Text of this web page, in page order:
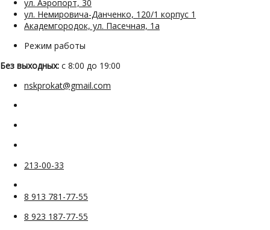
ул. Аэропорт, 30
ул. Немировича-Данченко, 120/1 корпус 1
Академгородок, ул. Пасечная, 1а
Режим работы
Без выходных: с 8:00 до 19:00
nskprokat@gmail.com
213-00-33
8 913 781-77-55
8 923 187-77-55